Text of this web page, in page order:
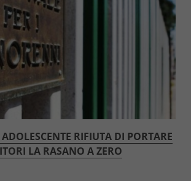
RIFIUTA DI PORTARE
LA RASANO A ZERO